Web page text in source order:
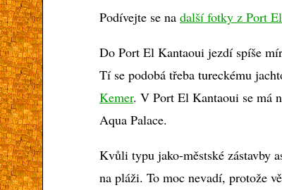
Podívejte se na další fotky z Port
Do Port El Kantaoui jezdí spíše
Tí se podobá třeba tureckému
Kemer. V Port El Kantaoui se má
Aqua Palace.
Kvůli typu jako-městské zástavby
na pláži. To moc nevadí, protože